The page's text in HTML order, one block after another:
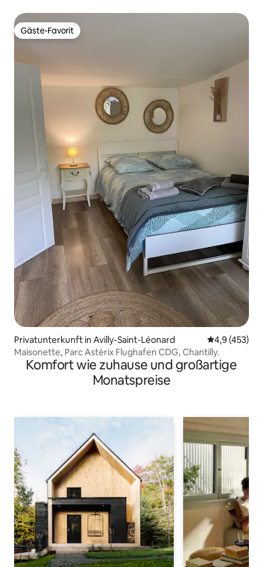
Gäste-Favorit
Gäste-Favorit
Privatunterkunft in Avilly-Saint-Léonard
4,9 (453)
Maisonette, Parc Astérix Flughafen CDG, Chantilly.
Komfort wie zuhause und großartige
Monatspreise